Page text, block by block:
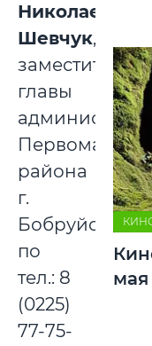
Николаевна
Шевчук,
заместитель
главы
района
г.
Бобруйска
по
тел.: 8
(0225)
77-75-
мая